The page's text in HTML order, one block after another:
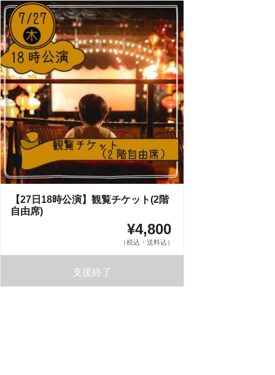
【27日18時公演】観覧チケット(2階
自由席)
¥4,800
（税込・送料込）
支援終了